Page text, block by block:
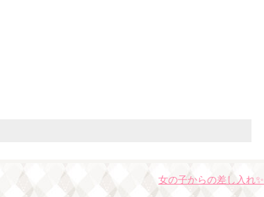
女の子からの差し入れ✨